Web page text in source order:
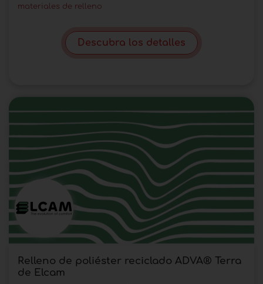
materiales de relleno
Descubra los detalles
Relleno de poliéster reciclado ADVA® Terra
de Elcam